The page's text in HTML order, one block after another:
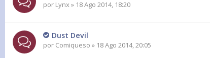
por Lynx» 18 Ago 2014, 18:20
Dust Devil
por Comiqueso » 18 Ago 2014, 20:05